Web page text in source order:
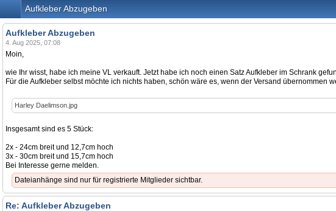
Aufkleber Abzugeben
Aufkleber Abzugeben
4. Aug 2025, 07:08
Moin,
wie Ihr wisst, habe ich meine VL verkauft. Jetzt habe ich noch einen Satz Aufkleber im Schrank
Für die Aufkleber selbst möchte ich nichts haben, schön wäre es, wenn der Versand übernommen
Harley Daelimson.jpg
Insgesamt sind es 5 Stück:
2x - 24cm breit und 12,7cm hoch
3x - 30cm breit und 15,7cm hoch
Bei Interesse gerne melden.
Dateianhänge sind nur für registrierte Mitglieder sichtbar.
Re: Aufkleber Abzugeben